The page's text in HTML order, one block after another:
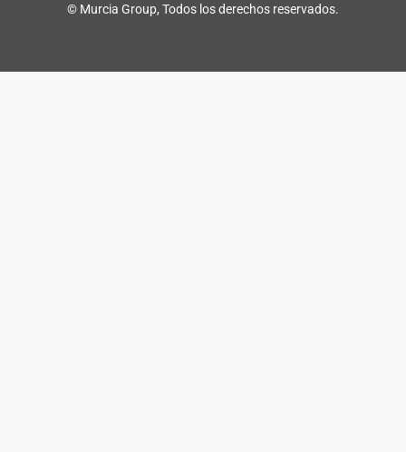
© Murcia Group, Todos los derechos reservados.